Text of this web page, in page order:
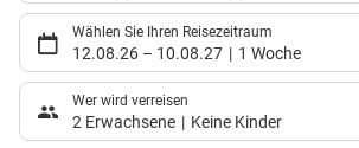
Wählen Sie Ihren Reisezeitraum
12.08.26 – 10.08.27 1 Woche
Wer wird verreisen
2 Erwachsene Keine Kinder